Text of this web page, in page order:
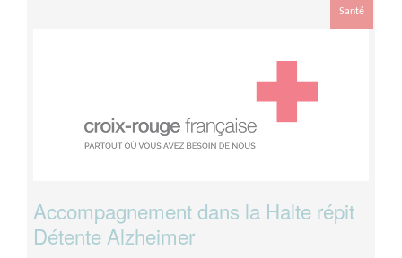
Santé
Accompagnement dans la Halte répit
Détente Alzheimer